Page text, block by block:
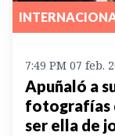
7:49 PM 07 feb.
Apuñaló a
fotografías
ser ella de